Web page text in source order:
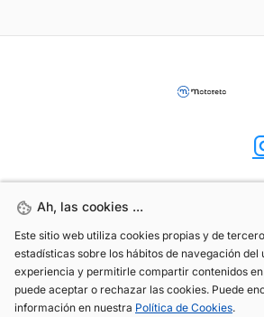
Ah, las cookies ...
Este sitio web utiliza cookies propias y de
estadísticas sobre los hábitos de navegación del
experiencia y permitirle compartir contenidos
puede aceptar o rechazar las cookies. Puede
información en nuestra Política de Cookies.
Ah, las cookies ...
Este sitio web utiliza cookies propias y de
estadísticas sobre los hábitos de navegación del
experiencia y permitirle compartir contenidos
puede aceptar o rechazar las cookies. Puede
información en nuestra Política de Cookies.